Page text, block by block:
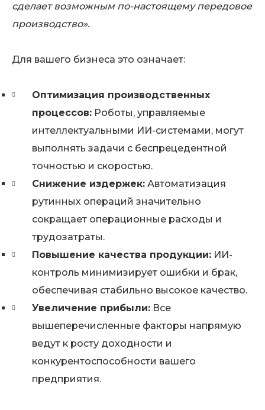
сделает возможным по-настоящему передовое
производство».
Для вашего бизнеса это означает:
Оптимизация производственных
процессов: Роботы, управляемые
интеллектуальными ИИ-системами, могут
выполнять задачи с беспрецедентной
точностью и скоростью.
Снижение издержек: Автоматизация
рутинных операций значительно
сокращает операционные расходы и
трудозатраты.
Повышение качества продукции: ИИ-
контроль минимизирует ошибки и брак,
обеспечивая стабильно высокое качество.
Увеличение прибыли: Все
вышеперечисленные факторы напрямую
ведут к росту доходности и
конкурентоспособности вашего
предприятия.